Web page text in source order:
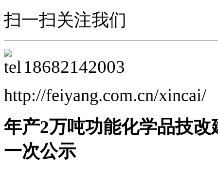
扫一扫关注我们
18682142003
http://feiyang.com.cn/xincai/
年产2万吨功能化学品技
一次公示